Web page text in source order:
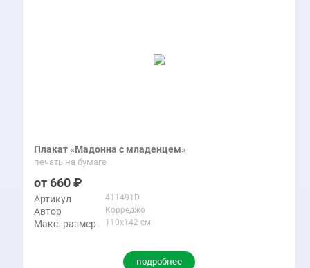
Плакат «Мадонна с младенцем»
печать на бумаге
660
Артикул 411491D
Автор Корреджо
Макс. размер 110x142 см
подробнее